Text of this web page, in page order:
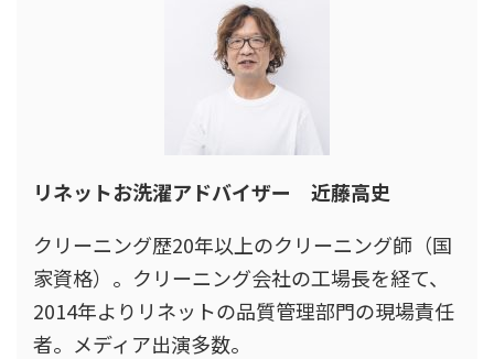
リネットお洗濯アドバイザー 近藤高史
クリーニング歴20年以上のクリーニング師（国
家資格）。クリーニング会社の工場長を経て、
2014年よりリネットの品質管理部門の現場責任
者。メディア出演多数。